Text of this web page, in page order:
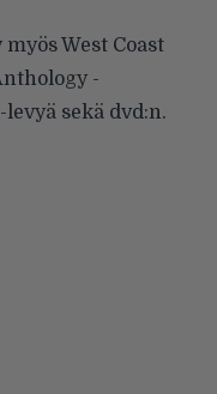
West Coast
-
sekä dvd:n.